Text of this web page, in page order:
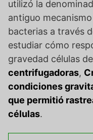
utilizó la
antiguo
bacterias a través
estudiar cómo
gravedad células
centrifugadoras,
condiciones
que permitió
células.